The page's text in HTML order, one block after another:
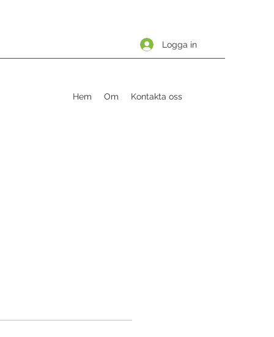
Logga in
Hem Om Kontakta oss